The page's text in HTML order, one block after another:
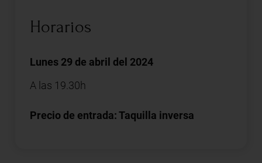
Horarios
Lunes 29 de abril del 2024
A las 19.30h
Precio de entrada: Taquilla inversa